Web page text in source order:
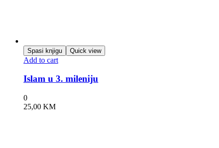
Spasi knjigu Quick view
Add to cart
Islam u 3. mileniju
0
25,00 KM